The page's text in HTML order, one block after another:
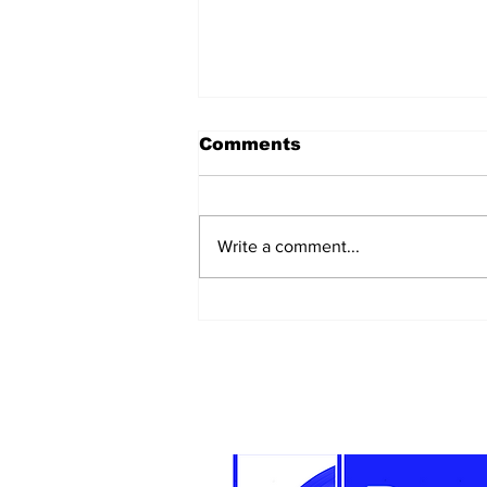
Comments
Write a comment...